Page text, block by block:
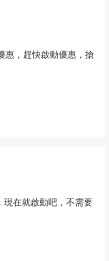
惠，趕快啟動優惠，搶
現在就啟動吧，不需要